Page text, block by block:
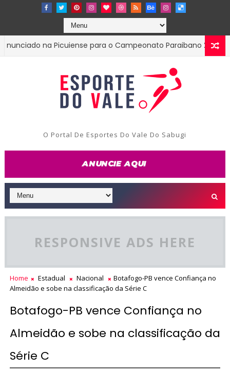
na Picuiense para o Campeonato Paraibano 2ª Divisão
O Portal De Esportes Do Vale Do Sabugi
RESPONSIVE ADS HERE
Home Estadual Nacional
Botafogo-PB vence Confiança no
Almeidão e sobe na classificação da Série C
Botafogo-PB vence Confiança no
Almeidão e sobe na classificação da
Série C